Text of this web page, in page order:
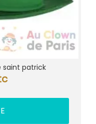
patrick